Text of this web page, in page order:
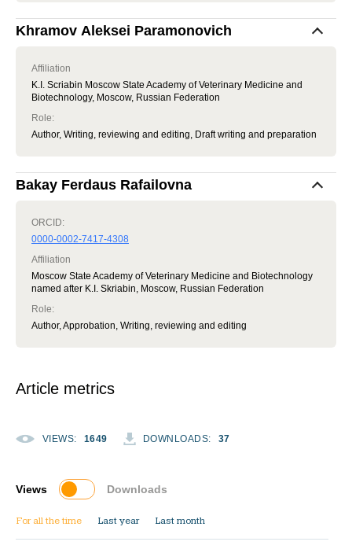
Khramov Aleksei Paramonovich
Affiliation
K.I. Scriabin Moscow State Academy of Veterinary Medicine and
Biotechnology, Moscow, Russian Federation
Role:
Author, Writing, reviewing and editing, Draft writing and preparation
Bakay Ferdaus Rafailovna
ORCID:
0000-0002-7417-4308
Affiliation
Moscow State Academy of Veterinary Medicine and Biotechnology
named after K.I. Skriabin, Moscow, Russian Federation
Role:
Author, Approbation, Writing, reviewing and editing
Article metrics
VIEWS: 1649 DOWNLOADS: 37
For all the time Last year Last month
Views Downloads